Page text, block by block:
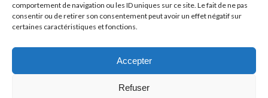
comportement de navigation ou les ID uniques sur ce site. Le fait de ne pas
consentir ou de retirer son consentement peut avoir un effet négatif sur
certaines caractéristiques et fonctions.
Accepter
Refuser